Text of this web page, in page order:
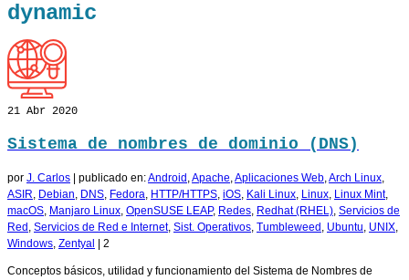
dynamic
21 Abr 2020
Sistema de nombres de dominio (DNS)
por J. Carlos publicado en:Android ,Apache,Aplicaciones Web,Arch Linux,
ASIR, Debian, DNS, Fedora, HTTP/HTTPS, iOS, Kali Linux, Linux, Linux Mint,
macOS, Manjaro Linux, OpenSUSE LEAP, Redes, Redhat (RHEL), Servicios de
Red , Servicios de Red e Internet, Sist. Operativos, Tumbleweed , Ubuntu, UNIX,
Windows, Zentyal 2
Conceptos básicos, utilidad y funcionamiento del Sistema de Nombres de